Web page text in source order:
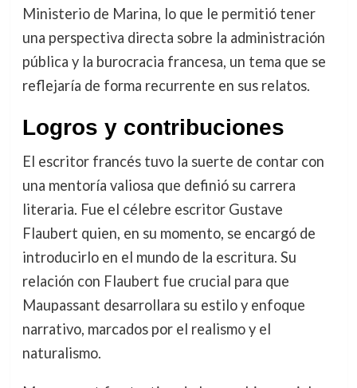
Ministerio de Marina, lo que le permitió tener
una perspectiva directa sobre la administración
pública y la burocracia francesa, un tema que se
reflejaría de forma recurrente en sus relatos.
Logros y contribuciones
El escritor francés tuvo la suerte de contar con
una mentoría valiosa que definió su carrera
literaria. Fue el célebre escritor Gustave
Flaubert quien, en su momento, se encargó de
introducirlo en el mundo de la escritura. Su
relación con Flaubert fue crucial para que
Maupassant desarrollara su estilo y enfoque
narrativo, marcados por el realismo y el
naturalismo.